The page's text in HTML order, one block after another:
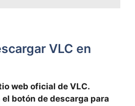
VLC en
web oficial de VLC.
el botón de descarga para